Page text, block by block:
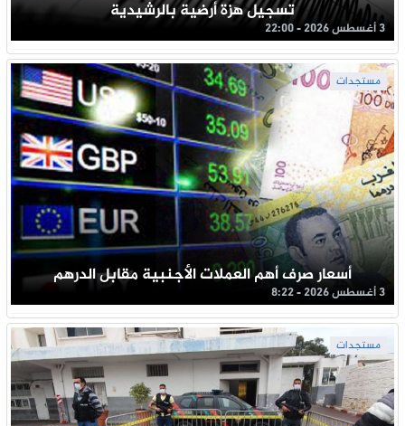
تسجيل هزة أرضية بالرشيدية
3 أغسطس 2026 - 22:00
مستجدات
أسعار صرف أهم العملات الأجنبية مقابل الدرهم
3 أغسطس 2026 - 8:22
مستجدات